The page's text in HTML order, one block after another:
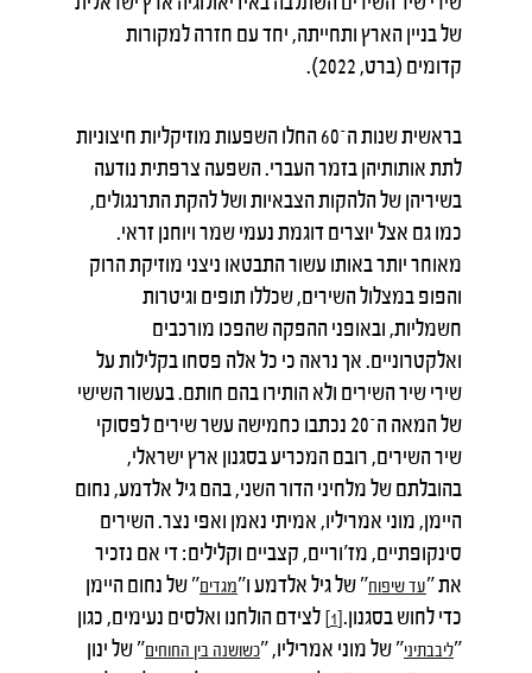
של בניין הארץ ותחייתה, יחד עם חזרה למקורות
קדומים (ברט, 2022).
בראשית שנות ה־60 החלו השפעות מוזיקליות חיצוניות
לתת אותותיהן בזמר העברי. השפעה צרפתית נודעה
בשיריהן של הלהקות הצבאיות ושל להקת התרנגולים,
כמו גם אצל יוצרים דוגמת נעמי שמר ויוחנן זראי.
מאוחר יותר באותו עשור התבטאו ניצני מוזיקת הרוק
והפופ במצלול השירים, שכללו תופים וגיטרות
חשמליות, ובאופני ההפקה שהפכו מורכבים
ואלקטרוניים. אך נראה כי כל אלה פסחו בקלילות על
שירי שיר השירים ולא הותירו בהם חותם. בעשור השישי
של המאה ה־20 נכתבו כחמישה עשר שירים לפסוקי
שיר השירים, רובם המכריע בסגנון ארץ ישראלי,
בהובלתם של מלחיני הדור השני, בהם גיל אלדמע, נחום
היימן, מוני אמריליו, אמיתי נאמן ואפי נצר. השירים
סינקופתיים, מז'וריים, קצביים וקלילים: די אם נזכיר
את "עדשיפוח" של גיל אלדמע ו"מגדים" של נחום היימן
כדי לחוש בסגנון.[1]
לצידם הולחנו ואלסים נעימים, כגון
"ליבבתיני" של מוני אמריליו, "כשושנה בין החוחים" של ינון